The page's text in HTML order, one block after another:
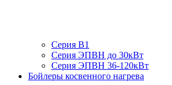
Серия В1
Серия ЭПВН до 30кВт
Серия ЭПВН 36-120кВт
Бойлеры косвенного нагрева